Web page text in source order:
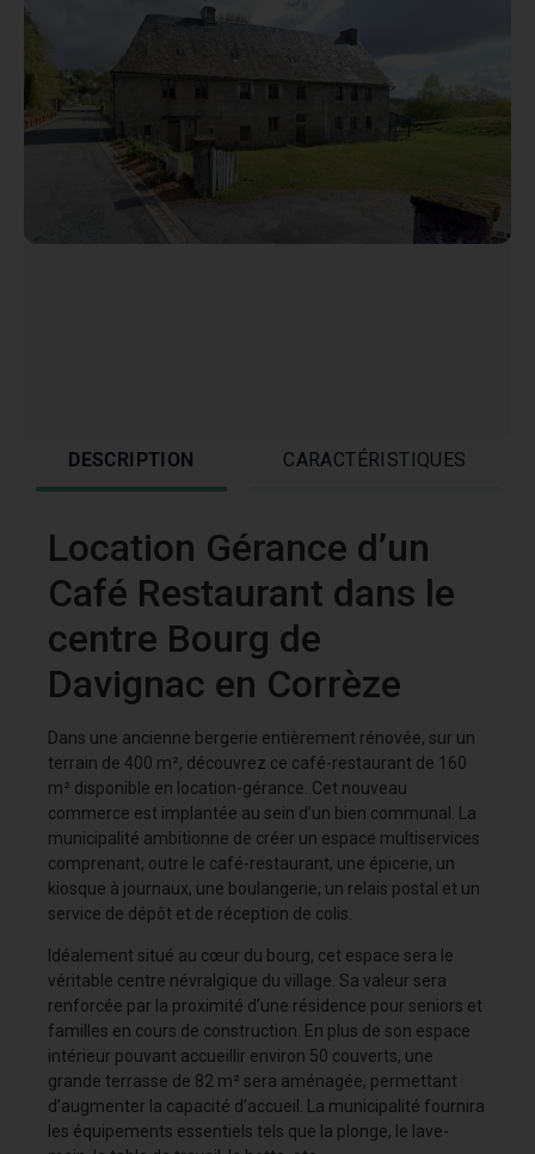
DESCRIPTION CARACTÉRISTIQUES
Location Gérance d’un
Café Restaurant dans le
centre Bourg de
Davignac en Corrèze
Dans une ancienne bergerie entièrement rénovée, sur un
terrain de 400 m², découvrez ce café-restaurant de 160
m² disponible en location-gérance. Cet nouveau
commerce est implantée au sein d’un bien communal. La
municipalité ambitionne de créer un espace multiservices
comprenant, outre le café-restaurant, une épicerie, un
kiosque à journaux, une boulangerie, un relais postal et un
service de dépôt et de réception de colis.
Idéalement situé au cœur du bourg, cet espace sera le
véritable centre névralgique du village. Sa valeur sera
renforcée par la proximité d’une résidence pour seniors et
familles en cours de construction. En plus de son espace
intérieur pouvant accueillir environ 50 couverts, une
grande terrasse de 82 m² sera aménagée, permettant
d’augmenter la capacité d’accueil. La municipalité fournira
les équipements essentiels tels que la plonge, le lave-